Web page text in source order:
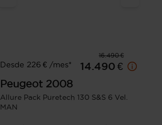
16.490 €
Desde 226 € /mes*
14.490 €
Peugeot 2008
Allure Pack Puretech 130 S&S 6 Vel.
MAN